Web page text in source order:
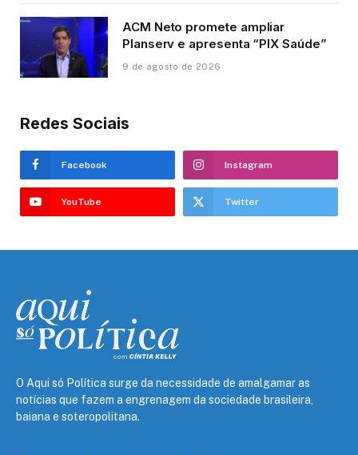
ACM Neto promete ampliar
Planserv e apresenta “PIX Saúde”
9 de agosto de 2026
Redes Sociais
Facebook Instagram
YouTube Twitter
O Aqui só Política surge da necessidade de amalgamar as
notícias que fazem a engrenagem da sociedade brasileira,
baiana e soteropolitana.